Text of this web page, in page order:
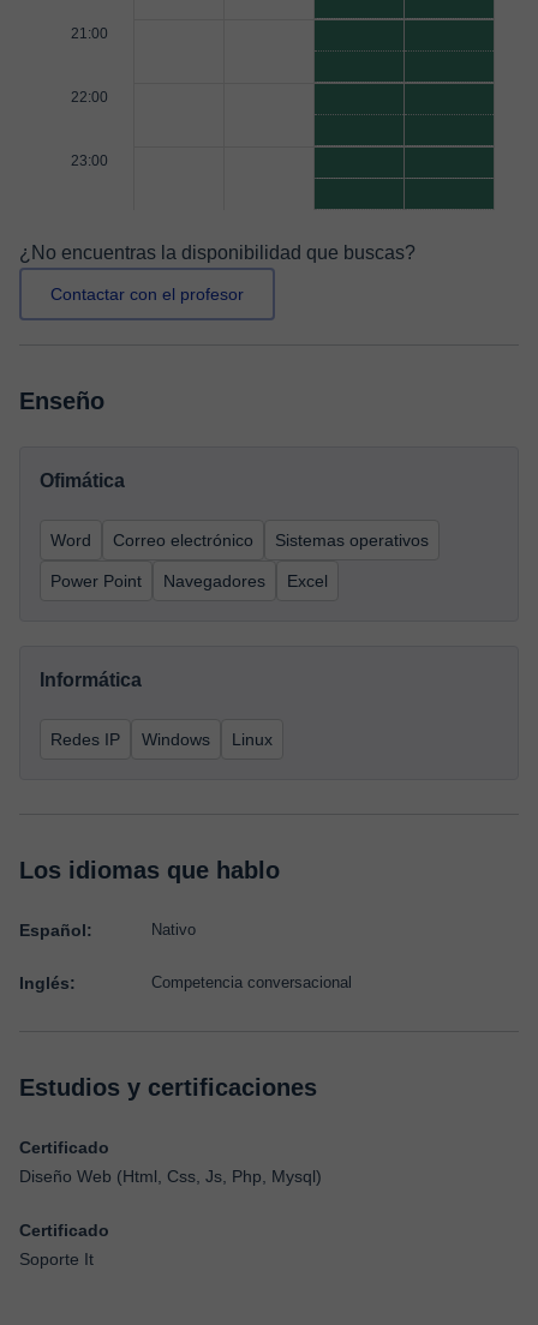
21:00
22:00
23:00
¿No encuentras la disponibilidad que buscas?
Contactar con el profesor
Enseño
Ofimática
Word Correo electrónico Sistemas operativos
Power Point Navegadores Excel
Informática
Redes IP Windows Linux
Los idiomas que hablo
Español: Nativo
Inglés: Competencia conversacional
Estudios y certificaciones
Certificado
Diseño Web (Html, Css, Js, Php, Mysql)
Certificado
Soporte It